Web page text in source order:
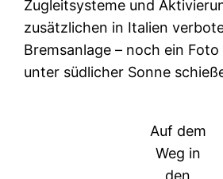
Zugleitsysteme und
zusätzlichen in Italien
Bremsanlage – noch ein
unter südlicher Sonne
Auf dem
Weg in
den